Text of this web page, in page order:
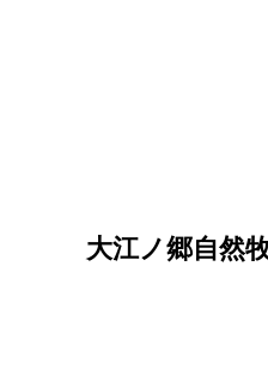
大江ノ郷自然